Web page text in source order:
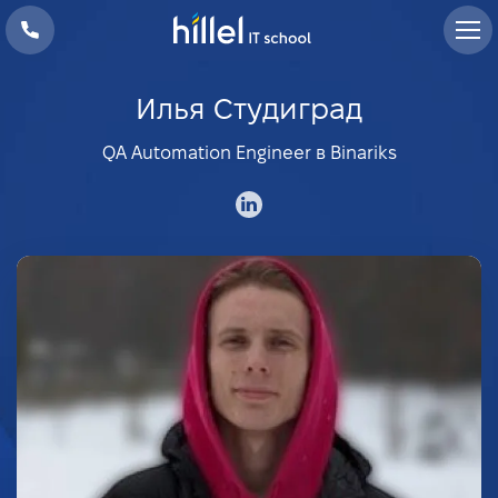
Илья Студиград
QA Automation Engineer в Binariks